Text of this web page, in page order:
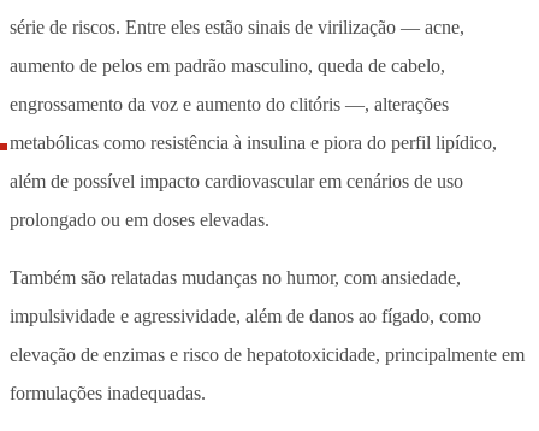
série de riscos. Entre eles estão sinais de virilização — acne,
aumento de pelos em padrão masculino, queda de cabelo,
engrossamento da voz e aumento do clitóris —, alterações
metabólicas como resistência à insulina e piora do perfil lipídico,
além de possível impacto cardiovascular em cenários de uso
prolongado ou em doses elevadas.
Também são relatadas mudanças no humor, com ansiedade,
impulsividade e agressividade, além de danos ao fígado, como
elevação de enzimas e risco de hepatotoxicidade, principalmente em
formulações inadequadas.